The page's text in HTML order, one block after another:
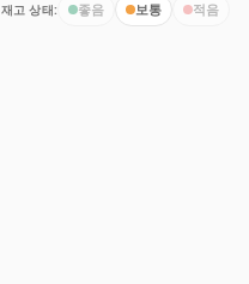
재고 상태: 좋음 보통 적음